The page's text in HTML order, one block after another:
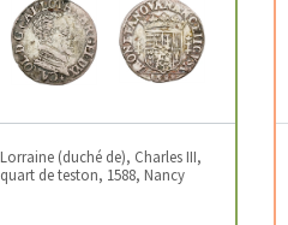
Lorraine (duché de), Charles III,
quart de teston, 1588, Nancy